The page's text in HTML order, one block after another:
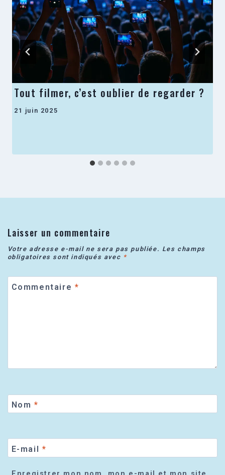
Tout filmer, c’est oublier de regarder ?
21 juin 2025
Laisser un commentaire
Votre adresse e-mail ne sera pas publiée. Les champs
obligatoires sont indiqués avec *
Commentaire *
Nom *
E-mail *